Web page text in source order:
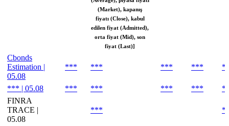
(Market), kapanış
fiyatı (Close), kabul
edilen fiyat (Admitted),
orta fiyat (Mid), son
fiyat (Last)]
Cbonds
Estimation |
05.08
*** *** *** ***
*** | 05.08 *** *** *** ***
FINRA
TRACE |
05.08
***